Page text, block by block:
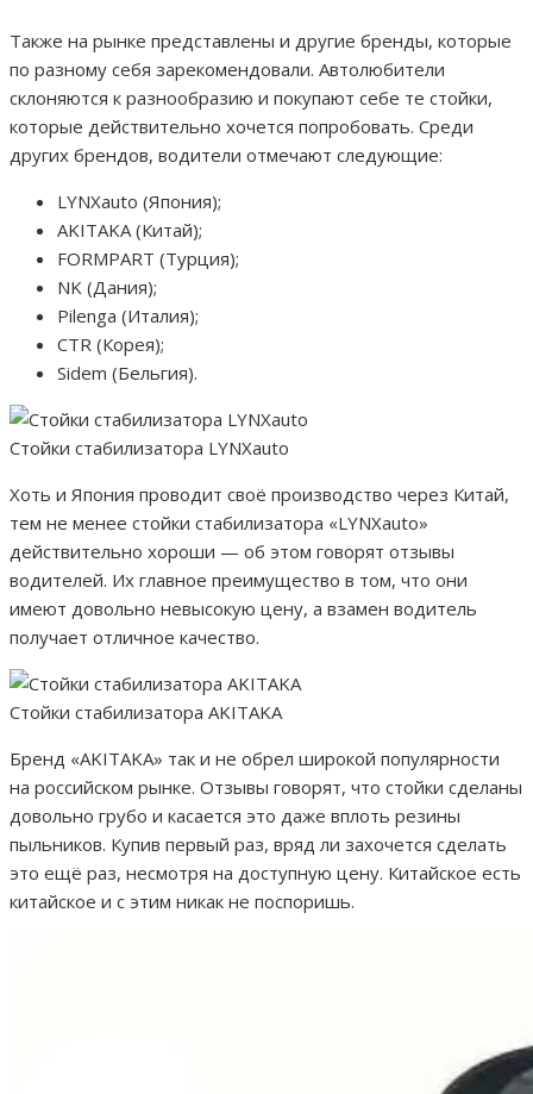
Также на рынке представлены и другие бренды, которые
по разному себя зарекомендовали. Автолюбители
склоняются к разнообразию и покупают себе те стойки,
которые действительно хочется попробовать. Среди
других брендов, водители отмечают следующие:
LYNXauto (Япония);
AKITAKA (Китай);
FORMPART (Турция);
NK (Дания);
Pilenga (Италия);
CTR (Корея);
Sidem (Бельгия).
Стойки стабилизатора LYNXauto
Хоть и Япония проводит своё производство через Китай,
тем не менее стойки стабилизатора «LYNXauto»
действительно хороши — об этом говорят отзывы
водителей. Их главное преимущество в том, что они
имеют довольно невысокую цену, а взамен водитель
получает отличное качество.
Стойки стабилизатора AKITAKA
Бренд «AKITAKA» так и не обрел широкой популярности
на российском рынке. Отзывы говорят, что стойки сделаны
довольно грубо и касается это даже вплоть резины
пыльников. Купив первый раз, вряд ли захочется сделать
это ещё раз, несмотря на доступную цену. Китайское есть
китайское и с этим никак не поспоришь.